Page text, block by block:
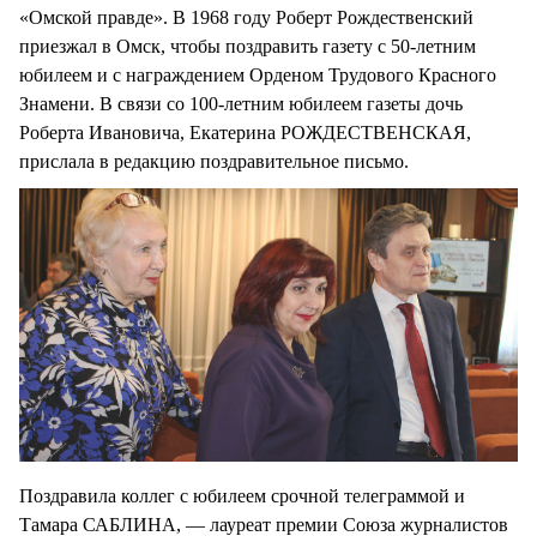
«Омской правде». В 1968 году Роберт Рождественский
приезжал в Омск, чтобы поздравить газету с 50-летним
юбилеем и с награждением Орденом Трудового Красного
Знамени. В связи со 100-летним юбилеем газеты дочь
Роберта Ивановича, Екатерина РОЖДЕСТВЕНСКАЯ,
прислала в редакцию поздравительное письмо.
Поздравила коллег с юбилеем срочной телеграммой и
Тамара САБЛИНА, — лауреат премии Союза журналистов